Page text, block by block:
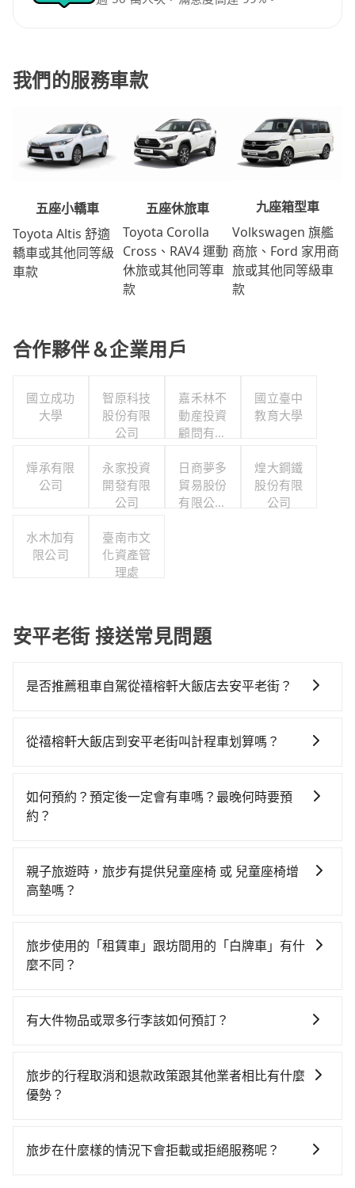
我們的服務車款
五座小轎車
Toyota Altis 舒適
轎車或其他同等級
車款
五座休旅車
Toyota Corolla
Cross、RAV4 運動
休旅或其他同等車
款
九座箱型車
Volkswagen 旗艦
商旅、Ford 家用商
旅或其他同等級車
款
合作夥伴＆企業用戶
國立成功
大學
智原科技
股份有限
公司
嘉禾林不
動産投資
顧問有限
國立臺中
教育大學
燁承有限
公司
永家投資
開發有限
公司
日商夢多
貿易股份
有限公司
煌大鋼鐵
股份有限
公司
水木加有
限公司
臺南市文
化資產管
理處
安平老街 接送常見問題
是否推薦租車自駕從禧榕軒大飯店去安平老街？
對的時間彈性，最重要的是你當天就要來回，那在台南
公里再額外加收$3.2，從禧榕軒大飯店到安平老街的花
費預估為$300~750（金額差異來自於平假日、車款差
單都需自付。再者，和運的iRent只提供最基本的車型，
如Toyota Yaris、Prius C、Vios這類乘坐體驗較差的車
開車門才發現仍有上一組乘客遺留的垃圾或者撞凹的車
門仍未被修理，每一次租車都好像在開樂透一樣。另
對於急著用車或者要載其他乘客的人來說就有不小的風
地點仍有段距離，在遇到下雨天或者載行李時，就顯得
非常不便。
從禧榕軒大飯店到安平老街叫計程車划算嗎？
灣大車隊、Uber、Line Taxi、Yoxi等，如果在路邊攔不
到車，也可考慮打電話至禧榕軒大飯店附近的計程車
155~190元間。不過台南市僅有合法計程車約4,140輛，
計程車密度為雙北的4.6%，也就是說要臨時叫到小黃的
先上網預約，以免當場被坑受騙。雖然禧榕軒大飯店到
安平老街的跳表小黃可能較為便宜，但仍有臨時攔不到
且品質穩定的tripool，可能更適合你。
如何預約？預定後一定會有車嗎？最晚何時要預
約？
務，可直接線上輸入上下車地點或地址，三秒內即可查
到真實價格，照著步驟填寫完乘客資料與線上刷卡，訂
車輛的詳細資料，將於乘車前一晚八點透過SMS和
EMAIL提供。一旦付款完畢，tripool保證出車。一般建
當天下午過後乘車，四小時前仍能預約。
親子旅遊時，旅步有提供兒童座椅 或 兒童座椅增
高墊嗎？
童座椅。每趟每個租金 NT$300。您可以在預定服務時
填寫您的需求。
旅步使用的「租賃車」跟坊間用的「白牌車」有什
麼不同？
字的「R」開頭，受車隊嚴格管理及審核後才可入隊，成
相關法規。
有大件物品或眾多行李該如何預訂？
30吋的行李箱，但如有大件行李、衝浪板、樂器、廣告
看板、床墊、折疊單車、家電等，在乘客人數不多的情
乘客盡量塞、盡量放。在預定前，建議先丈量好尺寸，
旅步的行程取消和退款政策跟其他業者相比有什麼
優勢？
性的取消政策，以給予乘客更多的保障和方便。只需在
旅步在什麼樣的情況下會拒載或拒絕服務呢？